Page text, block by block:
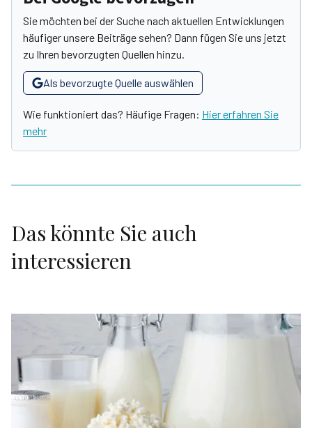
Sie möchten bei der Suche nach aktuellen Entwicklungen
häufiger unsere Beiträge sehen? Dann fügen Sie uns jetzt
zu Ihren bevorzugten Quellen hinzu.
Als bevorzugte Quelle auswählen
Wie funktioniert das? Häufige Fragen: Hier erfahren Sie
mehr
Das könnte Sie auch
interessieren